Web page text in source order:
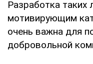
Разработка таких
мотивирующим
очень важна для
добровольной